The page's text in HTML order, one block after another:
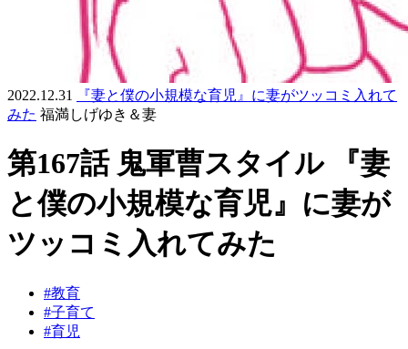
2022.12.31
『妻と僕の小規模な育児』に妻がツッコミ入れて
みた 福満しげゆき＆妻
第167話 鬼軍曹スタイル 『妻
と僕の小規模な育児』に妻が
ツッコミ入れてみた
#教育
#子育て
#育児